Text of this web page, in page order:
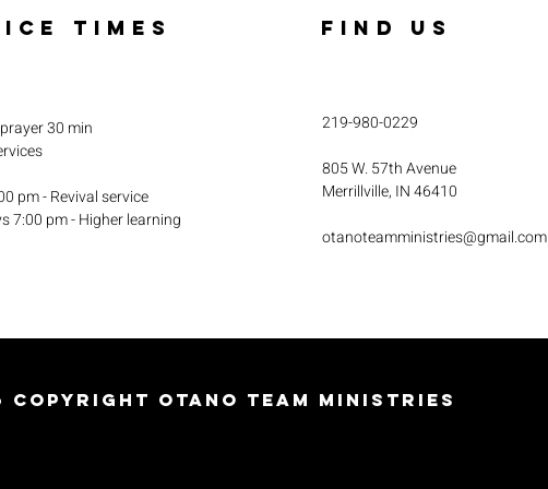
TIMES
30 min
pm - Revival service
7:00 pm - Higher learning
FIND US
219-980-0229
805 W. 57th Avenue
Merrillville, IN 46410
otanoteamministries@gmail.com
Copyright Otano Team Ministries